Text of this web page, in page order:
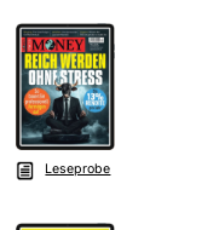
Leseprobe